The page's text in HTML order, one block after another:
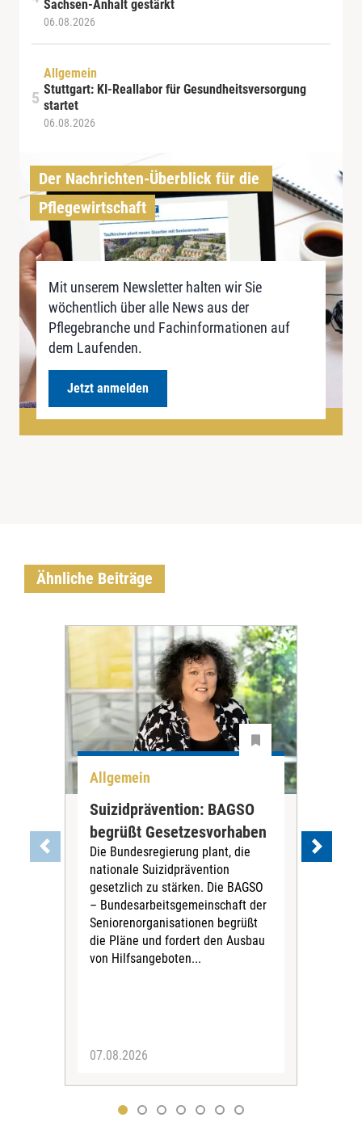
Sachsen-Anhalt gestärkt
06.08.2026
Allgemein
Stuttgart: KI-Reallabor für Gesundheitsversorgung
startet
06.08.2026
Der Nachrichten-Überblick für die
Pflegewirtschaft
Mit unserem Newsletter halten wir Sie
wöchentlich über alle News aus der
Pflegebranche und Fachinformationen auf
dem Laufenden.
Jetzt anmelden
Ähnliche Beiträge
Allgemein
Suizidprävention: BAGSO
begrüßt Gesetzesvorhaben
Die Bundesregierung plant, die
nationale Suizidprävention
gesetzlich zu stärken. Die BAGSO
– Bundesarbeitsgemeinschaft der
Seniorenorganisationen begrüßt
die Pläne und fordert den Ausbau
von Hilfsangeboten...
07.08.2026